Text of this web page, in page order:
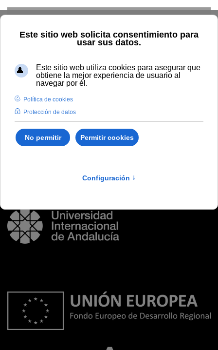
Inicio Estudiar Centro de suscripciones
Suscríbete a la
información de tu
formación elegida